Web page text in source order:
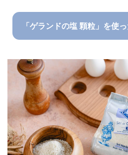
「ゲランドの塩 顆粒」を使